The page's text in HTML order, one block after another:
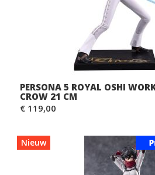
PERSONA 5 ROYAL OSHI
CROW 21 CM
€ 119,00
Nieuw